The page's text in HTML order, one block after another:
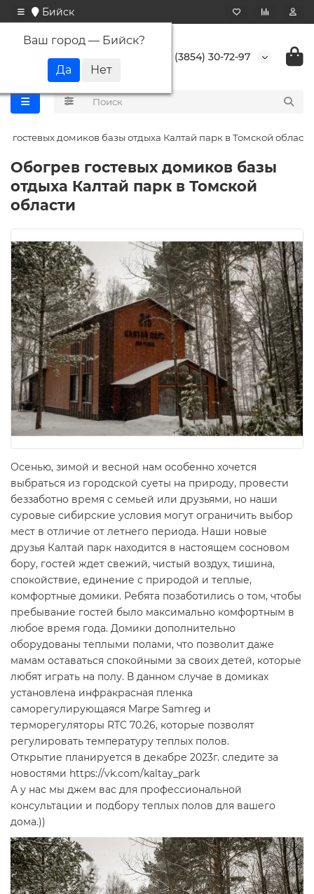
Бийск
Ваш город — Бийск?
+7 (3854) 30-72-97
гостевых домиков базы отдыха Калтай парк в Томской области
Обогрев гостевых домиков базы
отдыха Калтай парк в Томской
области
Осенью, зимой и весной нам особенно хочется
выбраться из городской суеты на природу, провести
беззаботно время с семьей или друзьями, но наши
суровые сибирские условия могут ограничить выбор
мест в отличие от летнего периода. Наши новые
друзья Калтай парк находится в настоящем сосновом
бору, гостей ждет свежий, чистый воздух, тишина,
спокойствие, единение с природой и теплые,
комфортные домики. Ребята позаботились о том, чтобы
пребывание гостей было максимально комфортным в
любое время года. Домики дополнительно
оборудованы теплыми полами, что позволит даже
мамам оставаться спокойными за своих детей, которые
любят играть на полу. В данном случае в домиках
установлена инфракрасная пленка
саморегулирующаяся Marpe Samreg и
терморегуляторы RTC 70.26, которые позволят
регулировать температуру теплых полов.
Открытие планируется в декабре 2023г. следите за
новостями https://vk.com/kaltay_park
А у нас мы джем вас для профессиональной
консультации и подбору теплых полов для вашего
дома.))